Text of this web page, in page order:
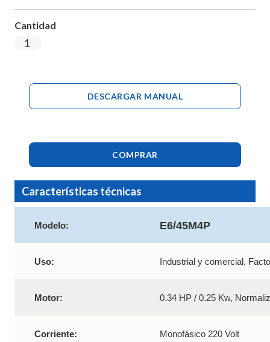
Cantidad
DESCARGAR MANUAL
COMPRAR
Características técnicas
Modelo: E6/45M4P
Uso: Industrial y comercial,
Motor: 0.34 HP / 0.25 Kw,
Corriente: Monofásico 220 Volt